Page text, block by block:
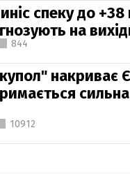
спеку до +38
на
844
накриває
10912